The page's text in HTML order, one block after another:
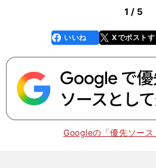
1 / 5
faceboo
k
いいね Xでポストす
Googleの「優先ソース